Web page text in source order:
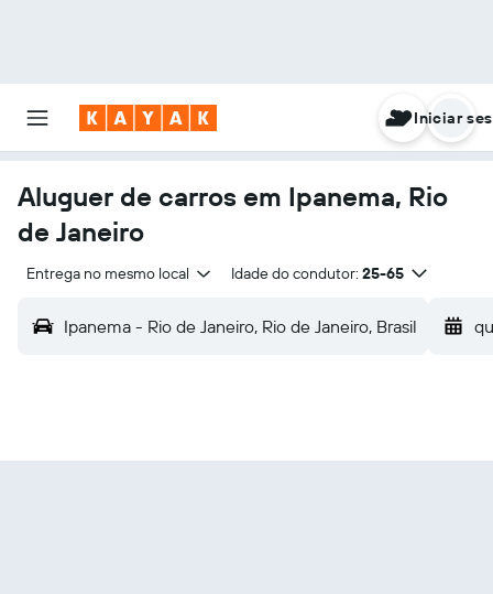
Iniciar
Aluguer de carros em Ipanema, Rio
de Janeiro
Entrega no mesmo local Idade do condutor: 25-65
Ipanema - Rio de Janeiro, Rio de Janeiro, Brasil